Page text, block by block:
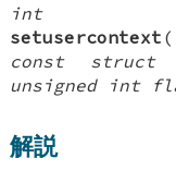
int
setusercontext
const struct
unsigned int
解説